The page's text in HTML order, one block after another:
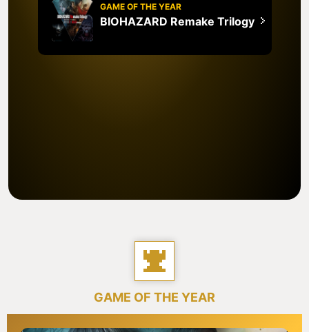
GAME OF THE YEAR
BIOHAZARD Remake Trilogy
GAME OF THE YEAR